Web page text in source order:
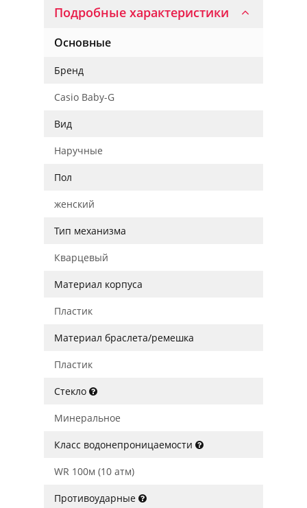
Подробные характеристики
Основные
Бренд
Casio Baby-G
Вид
Наручные
Пол
женский
Тип механизма
Кварцевый
Материал корпуса
Пластик
Материал браслета/ремешка
Пластик
Стекло
Минеральное
Класс водонепроницаемости
WR 100м (10 атм)
Противоударные